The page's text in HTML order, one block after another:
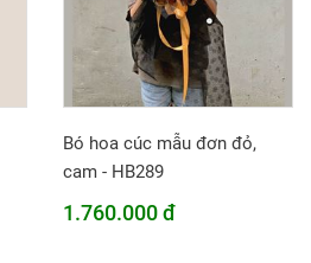
Bó hoa cúc mẫu đơn đỏ,
cam - HB289
1.760.000 đ